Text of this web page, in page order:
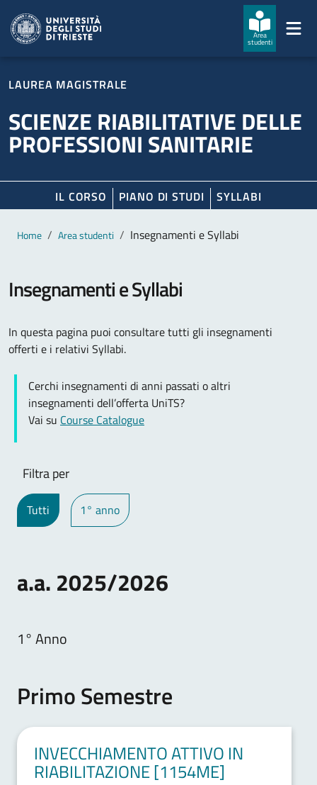
Area
studenti
LAUREA MAGISTRALE
SCIENZE RIABILITATIVE DELLE
PROFESSIONI SANITARIE
IL CORSO PIANO DI STUDI SYLLABI
Contenuto principale
Breadcrumb
Home Area studenti Insegnamenti e Syllabi
Insegnamenti e Syllabi
In questa pagina puoi consultare tutti gli insegnamenti
offerti e i relativi Syllabi.
Cerchi insegnamenti di anni passati o altri
insegnamenti dell’offerta UniTS?
Vai su Course Catalogue
Filtra per
Tutti 1° anno
a.a. 2025/2026
1° Anno
Primo Semestre
INVECCHIAMENTO ATTIVO IN
RIABILITAZIONE [1154ME]